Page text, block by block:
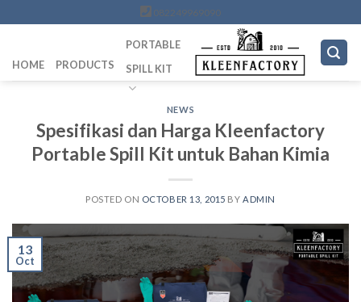
to
082249969090
HOME PRODUCTS
PORTABLE
SPILL KIT
NEWS
Spesifikasi dan Harga Kleenfactory
Portable Spill Kit untuk Bahan Kimia
POSTED ON OCTOBER 13, 2015 BY ADMIN
13
Oct